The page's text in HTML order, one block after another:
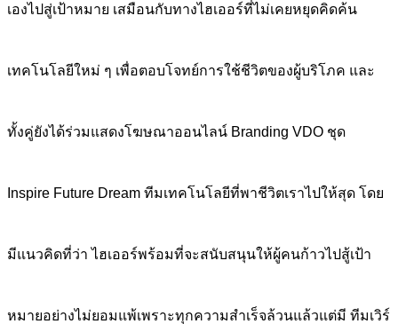
เองไปสู่เป้าหมาย เสมือนกับทางไฮเออร์ที่ไม่เคยหยุดคิดค้น
เทคโนโลยีใหม่ ๆ เพื่อตอบโจทย์การใช้ชีวิตของผู้บริโภค และ
ทั้งคู่ยังได้ร่วมแสดงโฆษณาออนไลน์ Branding VDO ชุด
Inspire Future Dream ทีมเทคโนโลยีที่พาชีวิตเราไปให้สุด โดย
มีแนวคิดที่ว่า ไฮเออร์พร้อมที่จะสนับสนุนให้ผู้คนก้าวไปสู้เป้า
หมายอย่างไม่ยอมแพ้เพราะทุกความสำเร็จล้วนแล้วแต่มี ทีมเวิร์